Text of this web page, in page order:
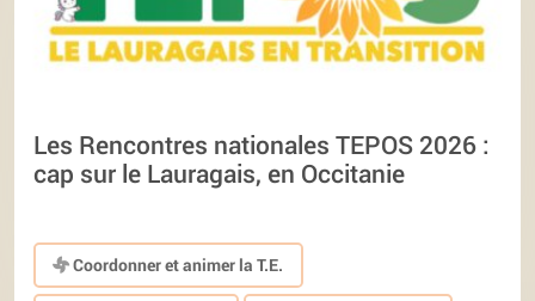
Les Rencontres nationales TEPOS 2026 :
cap sur le Lauragais, en Occitanie
Coordonner et animer la T.E.